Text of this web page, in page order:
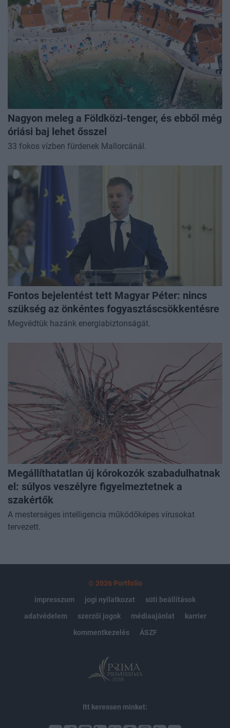
Nagyon meleg a Földközi-tenger, és ebből még
óriási baj lehet ősszel
33 fokos vízben fürdenek Mallorcánál.
Fontos bejelentést tett Magyar Péter: nincs
szükség az önkéntes fogyasztáscsökkentésre
Megvédtük hazánk energiabiztonságát.
Megállíthatatlan új kórokozók szabadulhatnak
el: súlyos veszélyre figyelmeztetnek a
szakértők
A mesterséges intelligencia működőképes vírusokat
tervezett.
© 2026 Portfolio
impresszum
jogi nyilatkozat
süti beállítások
adatvédelem
szerzői jogok médiaajánlat
karrier
kommentkezelés
ÁSZF
Itt keressen minket: